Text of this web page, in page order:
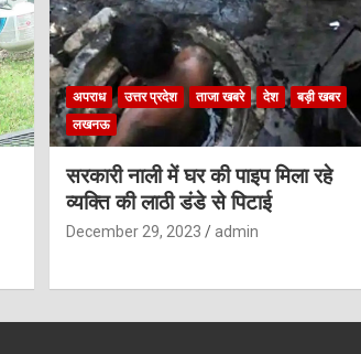
अपराध उत्तर प्रदेश ताजा खबरे देश
बड़ी खबर
लखनऊ
सरकारी नाली में घर की पाइप मिला रहे
व्यक्ति की लाठी डंडे से पिटाई
December 29, 2023 admin